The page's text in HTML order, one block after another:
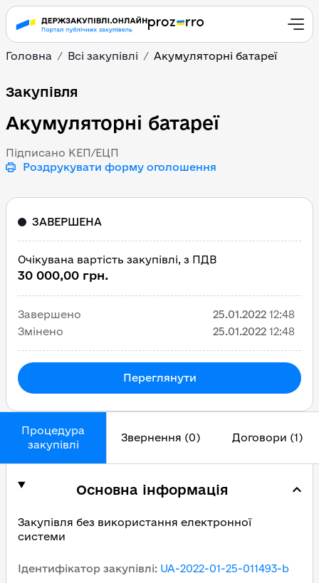
Головна Всі закупівлі Акумуляторні батареї
Акумуляторні батареї
Закупівля
Акумуляторні батареї
Підписано КЕП/ЕЦП
Роздрукувати форму оголошення
Процедура
закупівлі
Звернення (0) Договори (1)
Основна інформація
Закупівля без використання електронної
системи
Ідентифікатор закупівлі: UA-2022-01-25-011493-b
ЗАВЕРШЕНА
Очікувана вартість закупівлі, з ПДВ
30 000,00 грн.
Завершено 25.01.2022 12:48
Змінено
25.01.2022 12:48
Переглянути